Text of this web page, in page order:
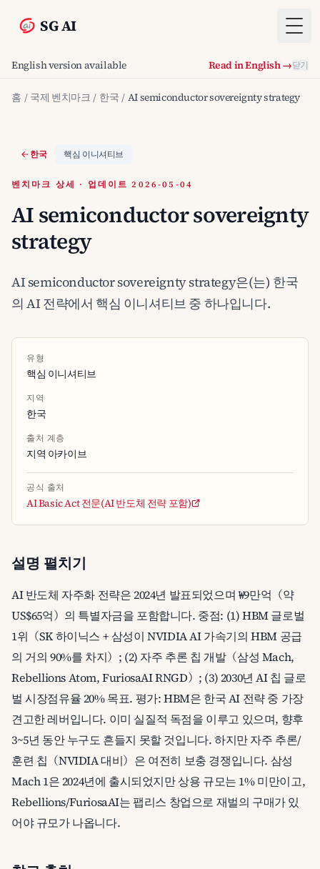
SG AI
English version available Read in English →닫기
홈 / 국제 벤치마크 / 한국 / AI semiconductor sovereignty strategy
한국 핵심 이니셔티브
벤치마크 상세 · 업데이트 2026-05-04
AI semiconductor sovereignty
strategy
AI semiconductor sovereignty strategy은(는) 한국
의 AI 전략에서 핵심 이니셔티브 중 하나입니다.
유형
핵심 이니셔티브
지역
한국
출처 계층
지역 아카이브
공식 출처
AI Basic Act 전문(AI 반도체 전략 포함)
설명 펼치기
AI 반도체 자주화 전략은 2024년 발표되었으며 ₩9만억（약
US$65억）의 특별자금을 포함합니다. 중점: (1) HBM 글로벌
1위（SK 하이닉스 + 삼성이 NVIDIA AI 가속기의 HBM 공급
의 거의 90%를 차지）; (2) 자주 추론 칩 개발（삼성 Mach,
Rebellions Atom, FuriosaAI RNGD）; (3) 2030년 AI 칩 글로
벌 시장점유율 20% 목표. 평가: HBM은 한국 AI 전략 중 가장
견고한 레버입니다. 이미 실질적 독점을 이루고 있으며, 향후
3~5년 동안 누구도 흔들지 못할 것입니다. 하지만 자주 추론/
훈련 칩（NVIDIA 대비）은 여전히 보충 경쟁입니다. 삼성
Mach 1은 2024년에 출시되었지만 상용 규모는 1% 미만이고,
Rebellions/FuriosaAI는 팹리스 창업으로 재벌의 구매가 있
어야 규모가 나옵니다.